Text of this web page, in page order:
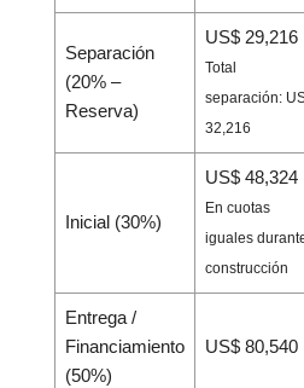
Separación
(20% –
Reserva)
US$ 29,216
Total
separación:
32,216
Inicial (30%)
US$ 48,324
En cuotas
iguales
construcción
Entrega /
Financiamiento
(50%)
US$ 80,540